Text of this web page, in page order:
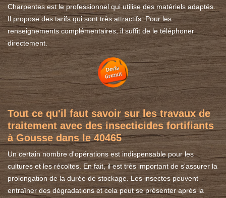
Charpentes est le professionnel qui utilise des matériels adaptés.
Il propose des tarifs qui sont très attractifs. Pour les
renseignements complémentaires, il suffit de le téléphoner
directement.
Tout ce qu'il faut savoir sur les travaux de
traitement avec des insecticides fortifiants
à Gousse dans le 40465
Un certain nombre d'opérations est indispensable pour les
cultures et les récoltes. En fait, il est très important de s'assurer la
prolongation de la durée de stockage. Les insectes peuvent
entraîner des dégradations et cela peut se présenter après la